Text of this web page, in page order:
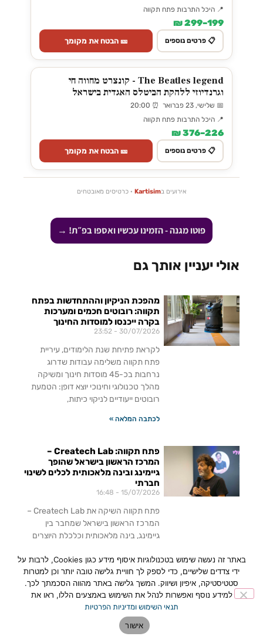
📍 היכל התרבות פתח תקווה
199–299 ₪
📋 פרטים נוספים 🎫 הבטח את מקומך
The Beatles legend - קונצרט מחווה חי
וגרנדיוזי ללהקת הביטלס האגדית בישראל
📅 שלישי, 23 פברואר ⏰ 20:00
📍 היכל התרבות פתח תקווה
226–376 ₪
📋 פרטים נוספים 🎫 הבטח את מקומך
אירועים בKartisim · כרטיסים מאובטחים
פוטו מגנה - הזמינו עכשיו ואספו בפ״ת! →
אולי יעניין אותך גם
מהפכת הניקיון וההתחדשות בפתח
תקווה: רובוטים חכמים ומערכות
בקרה ייכנסו למוסדות החינוך
30/07/2026
לקראת פתיחת שנת הלימודים, עיריית
פתח תקווה משלימה עבודות שדרוג
נרחבות בכ-45 מוסדות חינוך ומשיקה
מהלך טכנולוגי וחינוכי יוצא דופן: הטמעת
רובוטים ייעודיים לניקוי כיתות,
לכתבה המלאה »
פתח תקווה: Createch Lab –
המרכז הראשון בישראל שהופך
גיימינג ובינה מלאכותית לכלים לשינוי
חברתי
15/07/2026
פתח תקווה השיקה את Createch Lab –
המרכז הראשון בישראל שמחבר בין
גיימינג, בינה מלאכותית וכלכלת היוצרים
בדידות ובריאות נפשית.
לכתבה המלאה »
באתר זה נעשה שימוש בטכנולוגיות איסוף מידע כגון Cookies, לרבות על
ידי צדדים שלישיים, כדי לספק לך חוויית גלישה טובה יותר וכן למטרות
סטטיסטיקה, איפיון ושיווק. המשך גלישה באתר מהווה הסכמתך לכך.
למידע נוסף ואפשרות לנהל את השימוש באמצעים הללו, ראו את
תנאי השימוש ומדיניות הפרטיות
אישור